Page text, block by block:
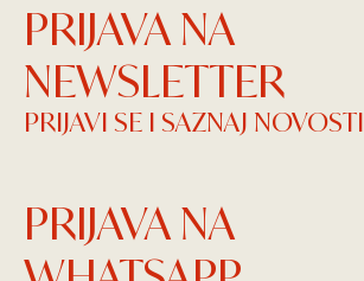
PRIJAVA NA
NEWSLETTER
PRIJAVI SE I SAZNAJ NOVOSTI
PRIJAVA NA